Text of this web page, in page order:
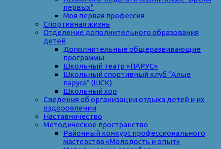
первых”
Моя первая профессия
Спортивная жизнь
Отделение дополнительного образования
детей
Дополнительные общеразвивающие
программы
Школьный театр «ПАРУС»
Школьный спортивный клуб “Алые
паруса” (ШСК)
Школьный хор
Сведения об организации отдыха детей и их
оздоровлении
Наставничество
Методическое пространство
Районный конкурс профессионального
мастерства «Молодость и опыт»